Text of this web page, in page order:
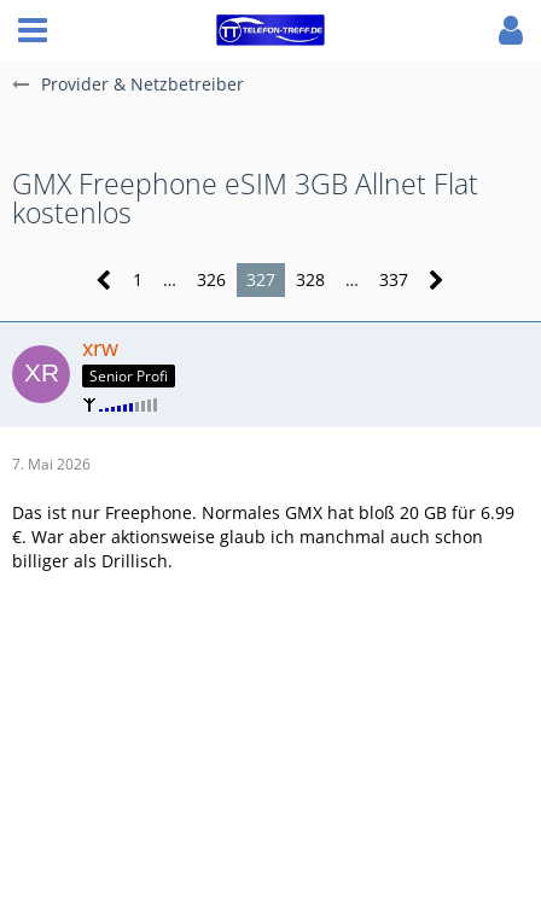
Provider & Netzbetreiber
GMX Freephone eSIM 3GB Allnet Flat
kostenlos
1 … 326 327 328 … 337
xrw
Senior Profi
7. Mai 2026
Das ist nur Freephone. Normales GMX hat bloß 20 GB für 6.99
€. War aber aktionsweise glaub ich manchmal auch schon
billiger als Drillisch.